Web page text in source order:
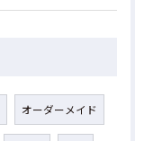
オーダーメイド